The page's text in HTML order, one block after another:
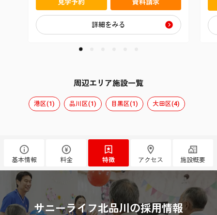
見学予約 資料請求
詳細をみる
周辺エリア施設一覧
港区(1) 品川区(1) 目黒区(1) 大田区(4)
基本情報 料金 特徴 アクセス 施設概要
サニーライフ北品川の採用情報